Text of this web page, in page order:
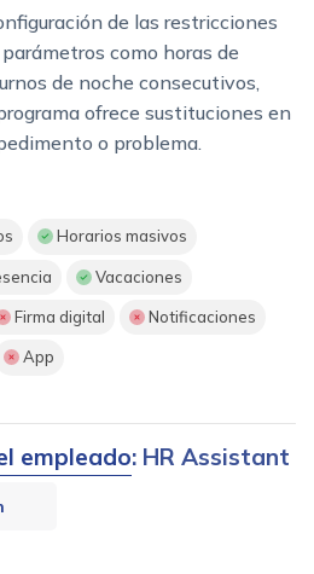
de las restricciones
como horas de
de noche consecutivos,
ofrece sustituciones en
o problema.
Horarios masivos
Vacaciones
Firma digital Notificaciones
App
empleado: HR Assistant